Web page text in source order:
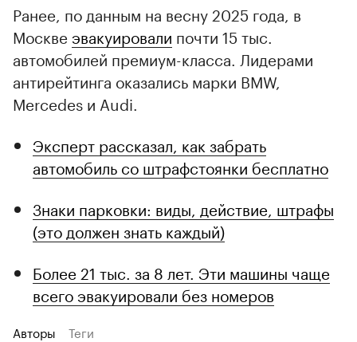
Ранее, по данным на весну 2025 года, в
Москве эвакуировали почти 15 тыс.
автомобилей премиум-класса. Лидерами
антирейтинга оказались марки BMW,
Mercedes и Audi.
Эксперт рассказал, как забрать
автомобиль со штрафстоянки бесплатно
Знаки парковки: виды, действие, штрафы
(это должен знать каждый)
Более 21 тыс. за 8 лет. Эти машины чаще
всего эвакуировали без номеров
Авторы Теги